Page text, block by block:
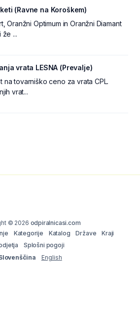
(Ravne na Koroškem)
Oranžni Optimum in Oranžni Diamant
...
vrata LESNA (Prevalje)
na tovarniško ceno za vrata CPL.
vrat...
© 2026 odpiralnicasi.com
Kategorije Katalog Države
Kraji
Splošni pogoji
English